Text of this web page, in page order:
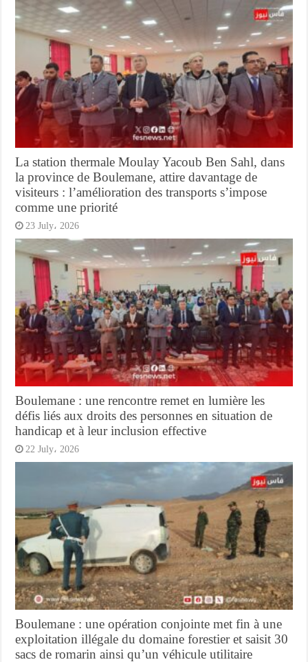
La station thermale Moulay Yacoub Ben Sahl, dans
la province de Boulemane, attire davantage de
visiteurs : l’amélioration des transports s’impose
comme une priorité
23 July، 2026
Boulemane : une rencontre remet en lumière les
défis liés aux droits des personnes en situation de
handicap et à leur inclusion effective
22 July، 2026
Boulemane : une opération conjointe met fin à une
exploitation illégale du domaine forestier et saisit 30
sacs de romarin ainsi qu’un véhicule utilitaire